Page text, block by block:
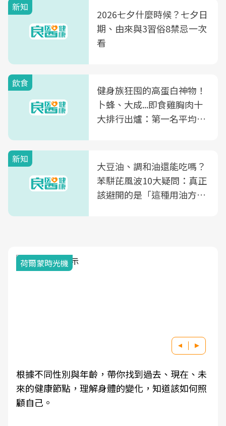
新知
2026七夕什麼時候？七夕日
期、由來與3習俗8禁忌一次
看
飲食
健身族狂囤的高蛋白神物！
卜蜂、大成...即食雞胸肉十
大排行出爐：第一名平均一
新知
大豆油、調和油還能吃嗎？
苯駢芘風波10大疑問：真正
該避開的是「這種用油方
荷爾蒙時光機
根據不同性別與年齡，帶你找到過去、現在、未
來的健康節點，理解身體的變化，知道該如何照
顧自己。